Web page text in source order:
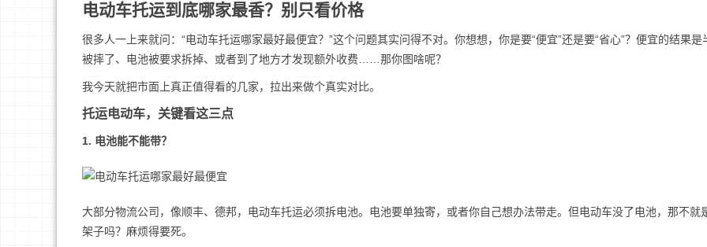
电动车托运到底哪家最香？别只看价格
很多人一上来就问：“电动车托运哪家最好最便宜？”这个问题其实问得不对。你想想，你是要“便宜”还是要“省心”？便宜的结果是
被摔了、电池被要求拆掉、或者到了地方才发现额外收费……那你图啥呢？
我今天就把市面上真正值得看的几家，拉出来做个真实对比。
托运电动车，关键看这三点
1. 电池能不能带？
大部分物流公司，像顺丰、德邦，电动车托运必须拆电池。电池要单独寄，或者你自己想办法带走。但电动车没了电池，那不就
架子吗？麻烦得要死。